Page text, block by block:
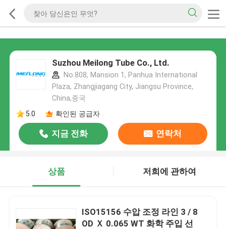
Suzhou Meilong Tube Co., Ltd.
No.808, Mansion 1, Panhua International
Plaza, Zhangjiagang City, Jiangsu Province,
China,중국
5.0
확인된 공급자
지금 전화 연락처
상품 저희에 관하여
ISO15156 수압 조정 라인 3 / 8
OD Ｘ 0.065 WT 화학 주입 선